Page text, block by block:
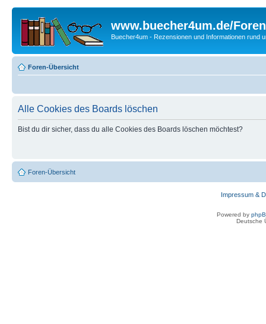
www.buecher4um.de/Foren
Buecher4um - Rezensionen und Informationen rund
Foren-Übersicht
Alle Cookies des Boards löschen
Bist du dir sicher, dass du alle Cookies des Boards löschen möchtest?
Foren-Übersicht
Impressum &
Powered by
Deutsche